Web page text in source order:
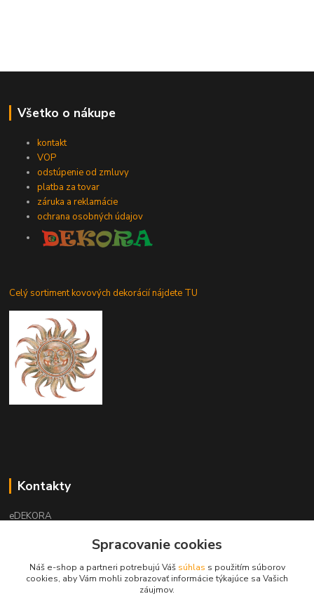
Všetko o nákupe
kontakt
VOP
odstúpenie od zmluvy
platba za tovar
záruka a reklamácie
ochrana osobných údajov
Celý sortiment kovových dekorácií nájdete TU
Kontakty
eDEKORA
0908 916 547
(Po-Pia, 10-17 hod.)
Spracovanie cookies
Náš e-shop a partneri potrebujú Váš súhlas s použitím súborov
cookies, aby Vám mohli zobrazovať informácie týkajúce sa Vašich
záujmov.